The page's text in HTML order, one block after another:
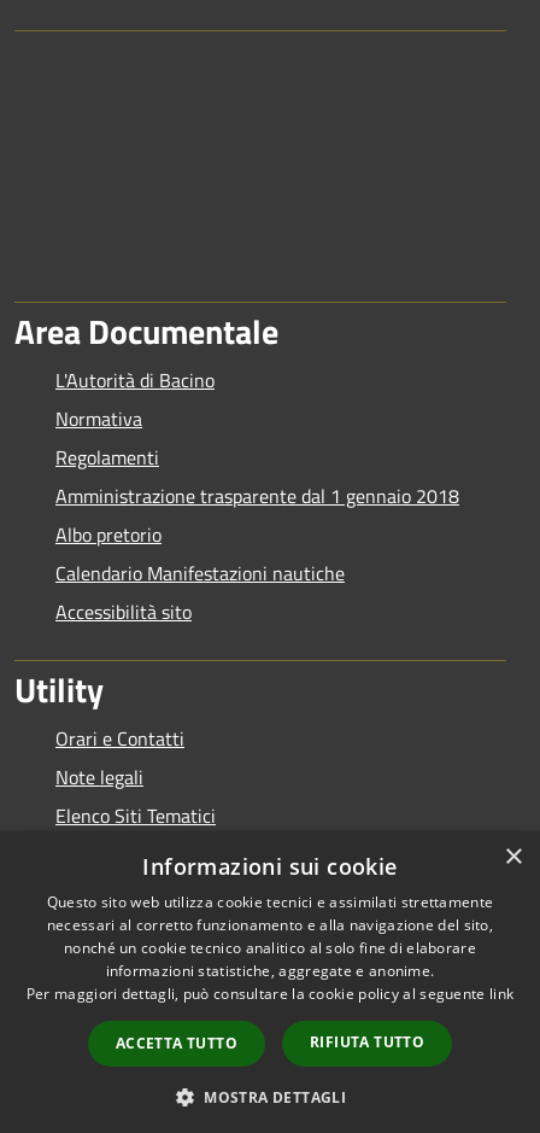
Area Documentale
L'Autorità di Bacino
Normativa
Regolamenti
Amministrazione trasparente dal 1 gennaio 2018
Albo pretorio
Calendario Manifestazioni nautiche
Accessibilità sito
Utility
Orari e Contatti
Note legali
Elenco Siti Tematici
Accessibilità
Copyright © 2026 • Autorità di
Bacino del Lario e dei Laghi
Minori • Powered by
Municipium•Accesso
×
Informazioni sui cookie
Questo sito web utilizza cookie tecnici e assimilati strettamente
necessari al corretto funzionamento e alla navigazione del sito,
nonché un cookie tecnico analitico al solo fine di elaborare
informazioni statistiche, aggregate e anonime.
Per maggiori dettagli, può consultare la cookie policy al seguente link
ACCETTA TUTTO RIFIUTA TUTTO
MOSTRA DETTAGLI